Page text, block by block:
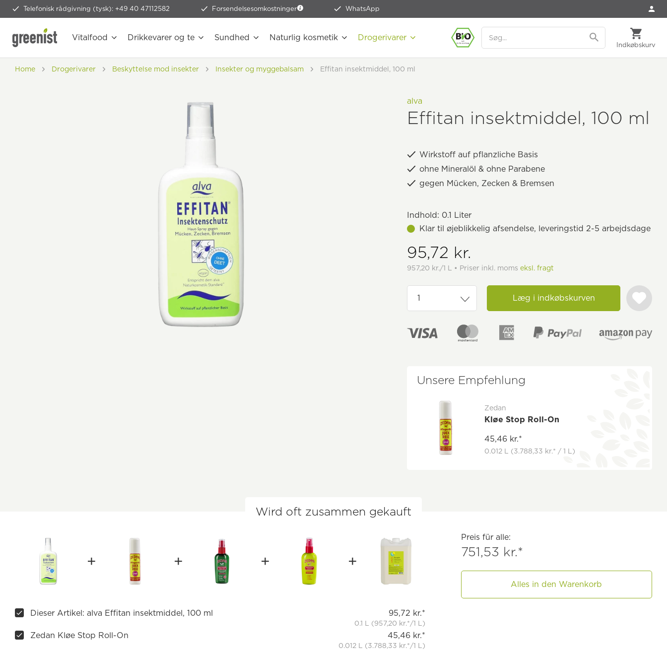
Telefonisk rådgivning (tysk): +49 40 47112582 Forsendelsesomkostninger WhatsApp
Indkøbskurv
Vitalfood Drikkevarer og te Sundhed Naturlig kosmetik Drogerivarer
Home Drogerivarer Beskyttelse mod insekter Insekter og myggebalsam Effitan insektmiddel, 100 ml
alva
Effitan insektmiddel, 100 ml
Wirkstoff auf pflanzliche Basis
ohne Mineralöl & ohne Parabene
gegen Mücken, Zecken & Bremsen
Indhold: 0.1 Liter
Klar til øjeblikkelig afsendelse, leveringstid 2-5 arbejdsdage
95,72 kr.
957,20 kr./1 L • Priser inkl. momseksl. fragt
Læg i indkøbskurven
Unsere Empfehlung
Zedan
Kløe Stop Roll-On
45,46 kr.*
0.012 L (3.788,33 kr.* / 1 L)
Wird oft zusammen gekauft
Preis für alle:
751,53 kr.*
Alles in den Warenkorb
Dieser Artikel: alva Effitan insektmiddel, 100 ml 95,72 kr.*
0.1 L (957,20 kr.*/1 L)
Zedan Kløe Stop Roll-On 45,46 kr.*
0.012 L (3.788,33 kr.*/1 L)